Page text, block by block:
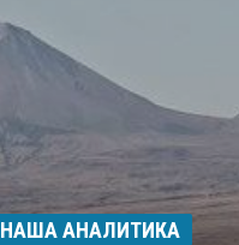
НАША АНАЛИТИКА